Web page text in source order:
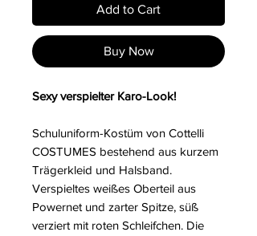
Add to Cart
Buy Now
Sexy verspielter Karo-Look!
Schuluniform-Kostüm von Cottelli
COSTUMES bestehend aus kurzem
Trägerkleid und Halsband.
Verspieltes weißes Oberteil aus
Powernet und zarter Spitze, süß
verziert mit roten Schleifchen. Die